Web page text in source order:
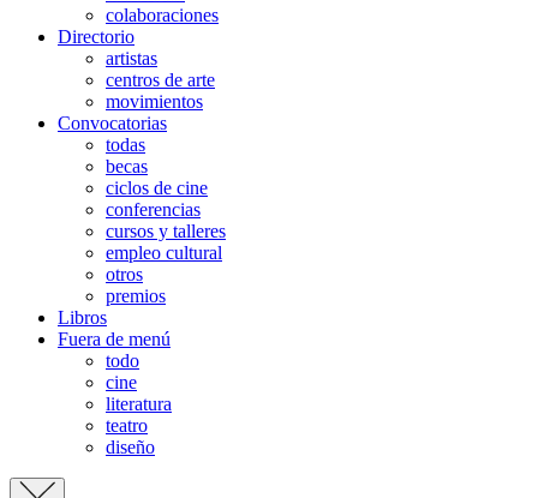
colaboraciones
Directorio
artistas
centros de arte
movimientos
Convocatorias
todas
becas
ciclos de cine
conferencias
cursos y talleres
empleo cultural
otros
premios
Libros
Fuera de menú
todo
cine
literatura
teatro
diseño